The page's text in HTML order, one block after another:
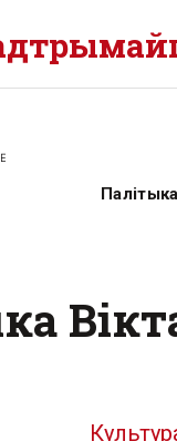
Палітыка